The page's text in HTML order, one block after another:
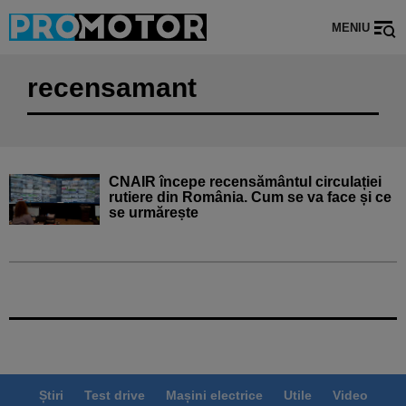
MENIU
recensamant
CNAIR începe recensământul circulației
rutiere din România. Cum se va face și ce
se urmărește
Știri Test drive Mașini electrice Utile
Video